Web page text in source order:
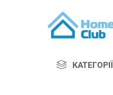
КАТЕГОРІЇ